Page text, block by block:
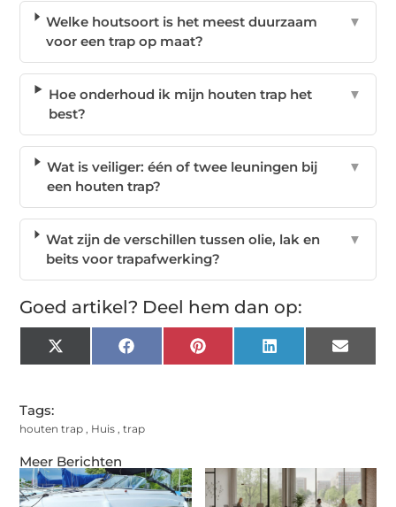
Meer Berichten
Welke houtsoort is het meest duurzaam
voor een trap op maat?
▼
Hoe onderhoud ik mijn houten trap het
best?
▼
Wat is veiliger: één of twee leuningen bij
een houten trap?
▼
Wat zijn de verschillen tussen olie, lak en
beits voor trapafwerking?
▼
Goed artikel? Deel hem dan op:
X
(Twitter)
FacebookPinterest LinkedIn Email
Tags:
houten trap Huis ,trap